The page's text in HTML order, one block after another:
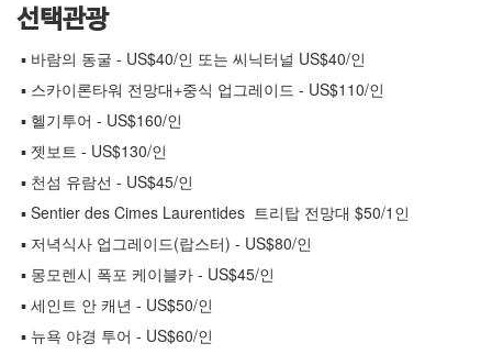
선택관광
▪ 바람의 동굴 - US$40/인 또는 씨닉터널 US$40/인
▪ 스카이론타워 전망대+중식 업그레이드 - US$110/인
▪ 헬기투어 - US$160/인
▪ 젯보트 - US$130/인
▪ 천섬 유람선 - US$45/인
▪ Sentier des Cimes Laurentides 트리탑 전망대 $50/1인
▪ 저녁식사 업그레이드(랍스터) - US$80/인
▪ 몽모렌시 폭포 케이블카 - US$45/인
▪ 세인트 안 캐년 - US$50/인
▪ 뉴욕 야경 투어 - US$60/인